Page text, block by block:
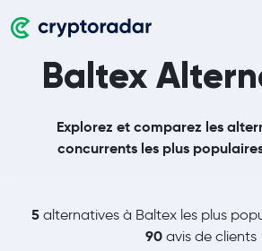
Baltex
Explorez et comparez les
concurrents les plus
5alternatives à Baltex les plus
90 avis de clients